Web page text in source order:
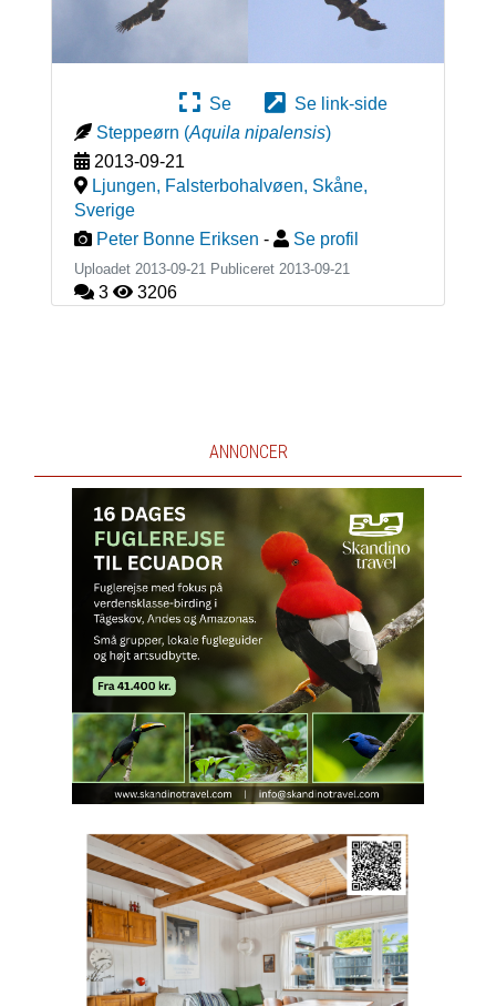
Se
Se link-side
Steppeørn (Aquila nipalensis)
2013-09-21
Ljungen, Falsterbohalvøen, Skåne,
Sverige
Peter Bonne Eriksen - Se profil
Uploadet 2013-09-21 Publiceret 2013-09-21
3 3206
ANNONCER